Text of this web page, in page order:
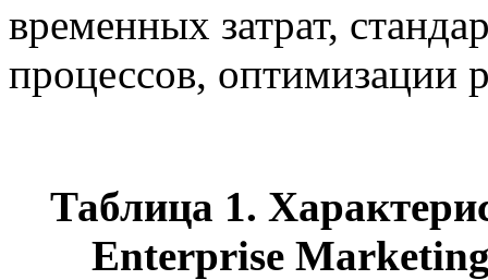
временных затрат,
процессов, оптимизации
Таблица 1.
Enterprise